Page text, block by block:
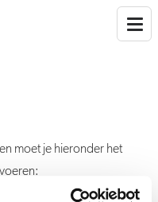
moet je hieronder het